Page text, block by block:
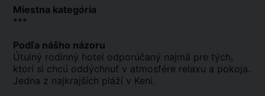
Miestna kategória
***
Podľa nášho názoru
Útulný rodinný hotel odporúčaný najmä pre tých,
ktorí si chcú oddýchnuť v atmosfére relaxu a pokoja.
Jedna z najkrajších pláží v Keni.